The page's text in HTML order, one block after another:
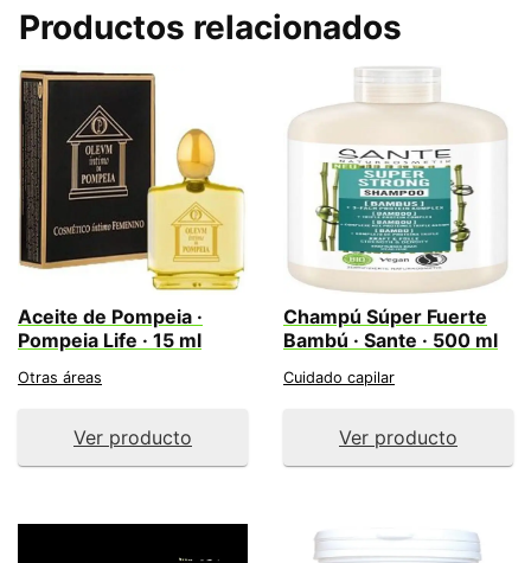
Productos relacionados
Aceite de Pompeia ·
Pompeia Life · 15 ml
Otras áreas
Ver producto
Champú Súper Fuerte
Bambú · Sante · 500 ml
Cuidado capilar
Ver producto